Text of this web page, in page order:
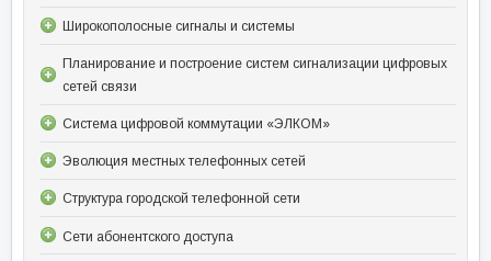
Широкополосные сигналы и системы
Планирование и построение систем сигнализации цифровых
сетей связи
Система цифровой коммутации «ЭЛКОМ»
Эволюция местных телефонных сетей
Структура городской телефонной сети
Сети абонентского доступа